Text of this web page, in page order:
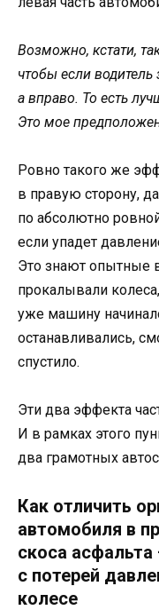
Возможно, кстати,
чтобы если водитель
а вправо. То есть
Это мое
Ровно такого же
в правую сторону,
по абсолютно
если упадет
Это знают опытные
прокалывали
уже машину
останавливались,
спустило.
Эти два эффекта
И в рамках этого
два грамотных
Как отличить
автомобиля в
скоса
с потерей
колесе